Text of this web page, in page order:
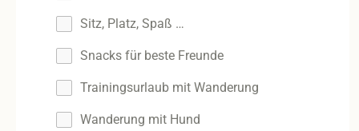
Sitz, Platz, Spaß …
Snacks für beste Freunde
Trainingsurlaub mit Wanderung
Wanderung mit Hund